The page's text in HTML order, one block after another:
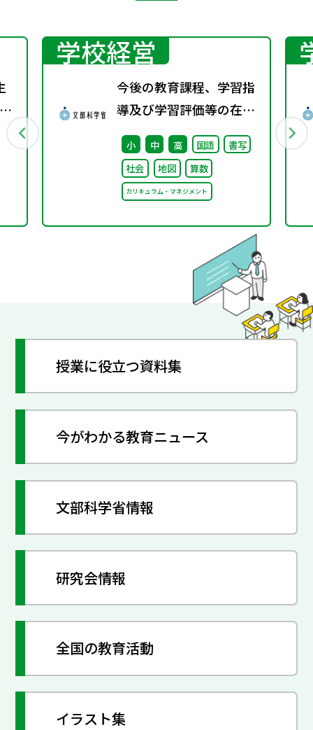
学校経営
今後の教育課程、学習指
導及び学習評価等の在り
方に関する有識者検討会
の論点整理を掲載しまし
た
小 中 高 国語
書写
社会
地図 算数
カリキュラム・マネジメント
授業に役立つ資料集
今がわかる教育ニュース
文部科学省情報
研究会情報
全国の教育活動
イラスト集